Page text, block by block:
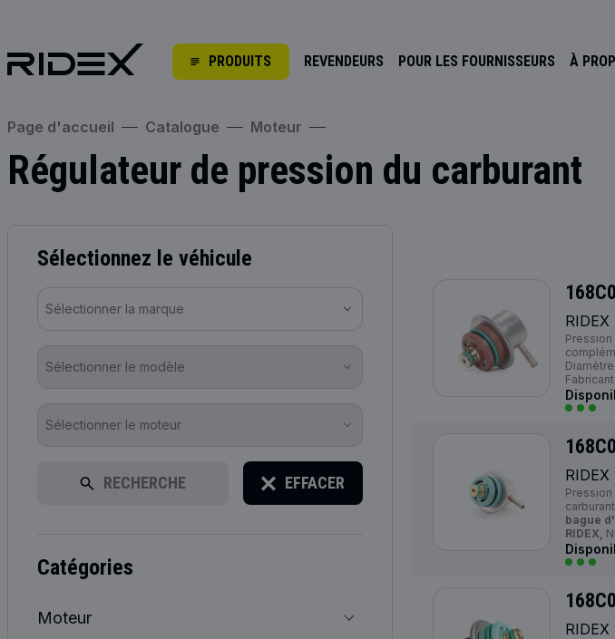
PRODUITS REVENDEURS POUR LES FOURNISSEURS À
Page d'accueil Catalogue Moteur
Régulateur de pression du carburant
Sélectionnez le véhicule
Sélectionner la marque
Sélectionner le modèle
Sélectionner le moteur
RECHERCHE EFFACER
catégories
Moteur
Pression
Fabricant:
Pression
bague
RIDEX,